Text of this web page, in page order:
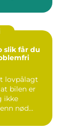
lovpålagt
bilen er
ikke
nød...